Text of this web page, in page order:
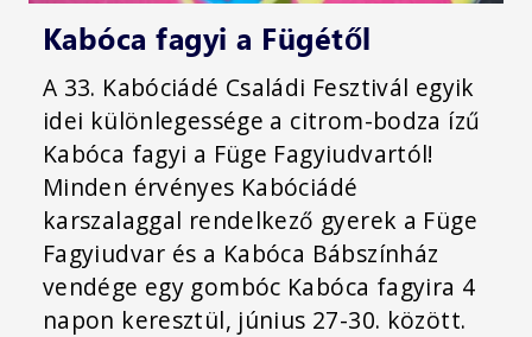
Kabóca fagyi a Fügétől
A 33. Kabóciádé Családi Fesztivál egyik
idei különlegessége a citrom-bodza ízű
Kabóca fagyi a Füge Fagyiudvartól!
Minden érvényes Kabóciádé
karszalaggal rendelkező gyerek a Füge
Fagyiudvar és a Kabóca Bábszínház
vendége egy gombóc Kabóca fagyira 4
napon keresztül, június 27-30. között.